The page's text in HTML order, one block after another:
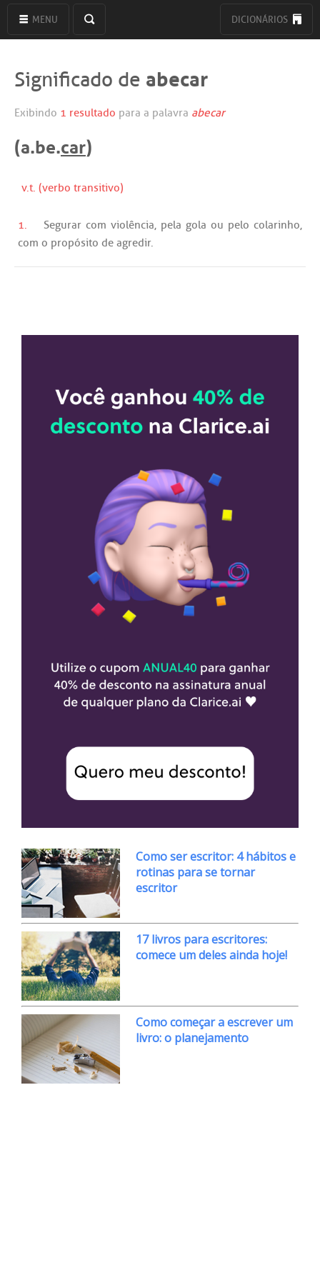
MENU DICIONÁRIOS
Significado de abecar
Exibindo 1 resultado para a palavra abecar
(a.be.car)
v.t. (verbo transitivo)
1. Segurar com violência, pela gola ou pelo colarinho,
com o propósito de agredir.
Como ser escritor: 4 hábitos e
rotinas para se tornar
escritor
17 livros para escritores:
comece um deles ainda hoje!
Como começar a escrever um
livro: o planejamento